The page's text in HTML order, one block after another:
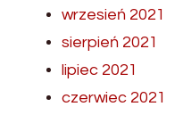
wrzesień 2021
sierpień 2021
lipiec 2021
czerwiec 2021